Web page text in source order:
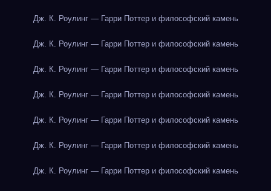
Дж. К. Роулинг — Гарри Поттер и философский камень
Дж. К. Роулинг — Гарри Поттер и философский камень
Дж. К. Роулинг — Гарри Поттер и философский камень
Дж. К. Роулинг — Гарри Поттер и философский камень
Дж. К. Роулинг — Гарри Поттер и философский камень
Дж. К. Роулинг — Гарри Поттер и философский камень
Дж. К. Роулинг — Гарри Поттер и философский камень